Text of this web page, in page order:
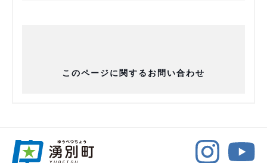
このページに関するお問い合わせ